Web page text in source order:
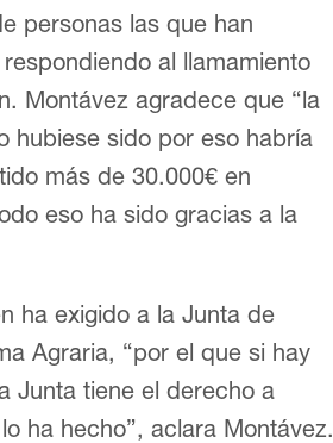
personas las que han
al llamamiento
Montávez agradece que “la
hubiese sido por eso habría
más de 30.000€ en
eso ha sido gracias a la
ha exigido a la Junta de
Agraria, “por el que si hay
Junta tiene el derecho a
ha hecho”, aclara Montávez.